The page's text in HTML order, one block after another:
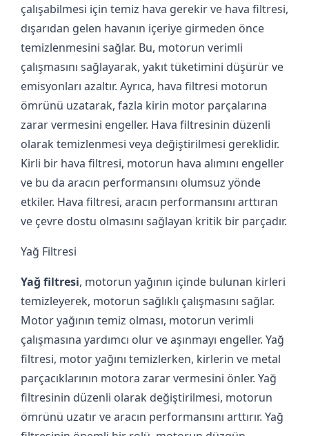
çalışabilmesi için temiz hava gerekir ve hava filtresi,
dışarıdan gelen havanın içeriye girmeden önce
temizlenmesini sağlar. Bu, motorun verimli
çalışmasını sağlayarak, yakıt tüketimini düşürür ve
emisyonları azaltır. Ayrıca, hava filtresi motorun
ömrünü uzatarak, fazla kirin motor parçalarına
zarar vermesini engeller. Hava filtresinin düzenli
olarak temizlenmesi veya değiştirilmesi gereklidir.
Kirli bir hava filtresi, motorun hava alımını engeller
ve bu da aracın performansını olumsuz yönde
etkiler. Hava filtresi, aracın performansını arttıran
ve çevre dostu olmasını sağlayan kritik bir parçadır.
Yağ Filtresi
Yağ filtresi, motorun yağının içinde bulunan kirleri
temizleyerek, motorun sağlıklı çalışmasını sağlar.
Motor yağının temiz olması, motorun verimli
çalışmasına yardımcı olur ve aşınmayı engeller. Yağ
filtresi, motor yağını temizlerken, kirlerin ve metal
parçacıklarının motora zarar vermesini önler. Yağ
filtresinin düzenli olarak değiştirilmesi, motorun
ömrünü uzatır ve aracın performansını arttırır. Yağ